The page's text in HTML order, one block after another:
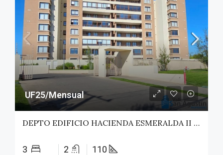
UF25/Mensual
DEPTO EDIFICIO HACIENDA ESMERALDA II – TALCA
3 2 110